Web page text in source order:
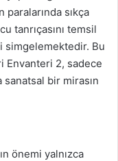
paralarında sıkça
tanrıçasını temsil
simgelemektedir. Bu
Envanteri 2, sadece
bir mirasın
önemi yalnızca